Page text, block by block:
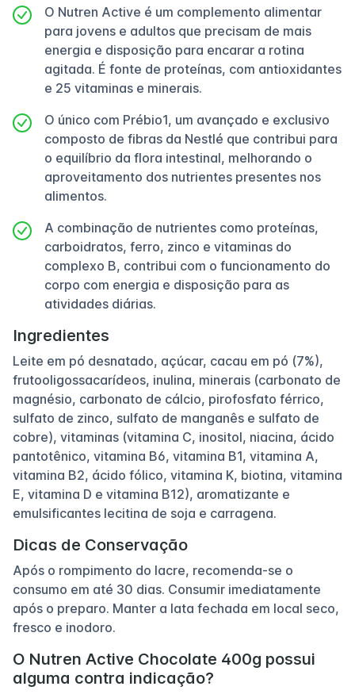
O Nutren Active é um complemento alimentar
para jovens e adultos que precisam de mais
energia e disposição para encarar a rotina
agitada. É fonte de proteínas, com antioxidantes
e 25 vitaminas e minerais.
O único com Prébio1, um avançado e exclusivo
composto de fibras da Nestlé que contribui para
o equilíbrio da flora intestinal, melhorando o
aproveitamento dos nutrientes presentes nos
alimentos.
A combinação de nutrientes como proteínas,
carboidratos, ferro, zinco e vitaminas do
complexo B, contribui com o funcionamento do
corpo com energia e disposição para as
atividades diárias.
Ingredientes
Leite em pó desnatado, açúcar, cacau em pó (7%),
frutooligossacarídeos, inulina, minerais (carbonato de
magnésio, carbonato de cálcio, pirofosfato férrico,
sulfato de zinco, sulfato de manganês e sulfato de
cobre), vitaminas (vitamina C, inositol, niacina, ácido
pantotênico, vitamina B6, vitamina B1, vitamina A,
vitamina B2, ácido fólico, vitamina K, biotina, vitamina
E, vitamina D e vitamina B12), aromatizante e
emulsificantes lecitina de soja e carragena.
Dicas de Conservação
Após o rompimento do lacre, recomenda-se o
consumo em até 30 dias. Consumir imediatamente
após o preparo. Manter a lata fechada em local seco,
fresco e inodoro.
O Nutren Active Chocolate 400g possui
alguma contra indicação?